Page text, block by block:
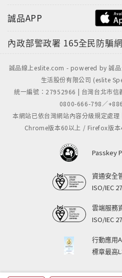
誠品APP
內政部警政署 165全民防騙網
誠品線上eslite.com - powered by 誠
生活股份有限公司 (eslite
統一編號：27952966 | 台灣台北市信
0800-666-798／
本網站已依台灣網站內容分級規定處
Chrome版本60以上 / Firefox版
Passkey
資通安全
ISO/IEC
雲端服務
ISO/IEC
行動應用
標章最高